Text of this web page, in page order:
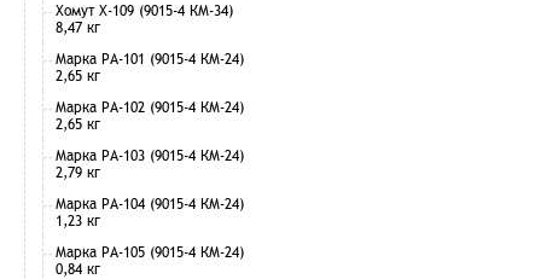
Хомут Х-109 (9015-4 КМ-34)
8,47 кг
Марка РА-101 (9015-4 КМ-24)
2,65 кг
Марка РА-102 (9015-4 КМ-24)
2,65 кг
Марка РА-103 (9015-4 КМ-24)
2,79 кг
Марка РА-104 (9015-4 КМ-24)
1,23 кг
Марка РА-105 (9015-4 КМ-24)
0,84 кг